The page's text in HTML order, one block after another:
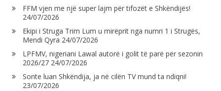
FFM vjen me një super lajm për tifozët e Shkëndijës!
24/07/2026
Ekipi i Struga Trim Lum u mirëprit nga numri 1 i Strugës,
Mendi Qyra 24/07/2026
LPFMV, nigeriani Lawal autorë i golit të parë për sezonin
2026/27 24/07/2026
Sonte luan Shkëndija, ja në cilën TV mund ta ndiqni!
23/07/2026